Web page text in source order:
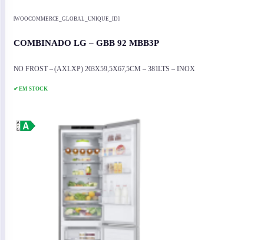
[WOOCOMMERCE_GLOBAL_UNIQUE_ID]
COMBINADO LG – GBB 92 MBB3P
NO FROST – (AXLXP) 203X59,5X67,5CM – 381LTS – INOX
✔ EM STOCK